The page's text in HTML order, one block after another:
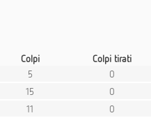
Colpi
Colpi tirati
5
0
15
0
11
0